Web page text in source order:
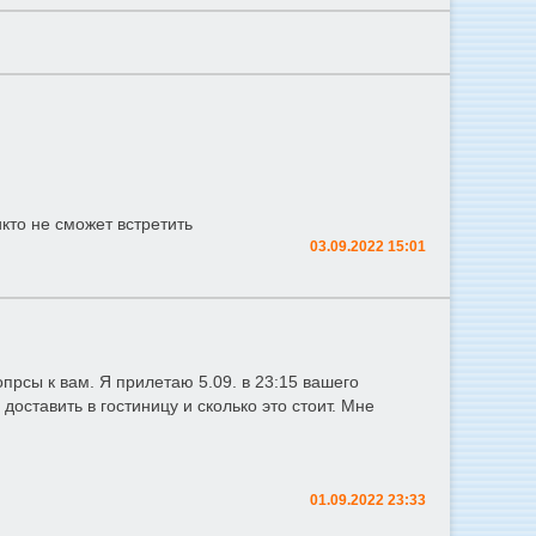
не сможет встретить
03.09.2022 15:01
к вам. Я прилетаю 5.09. в 23:15 вашего
в гостиницу и сколько это стоит. Мне
01.09.2022 23:33